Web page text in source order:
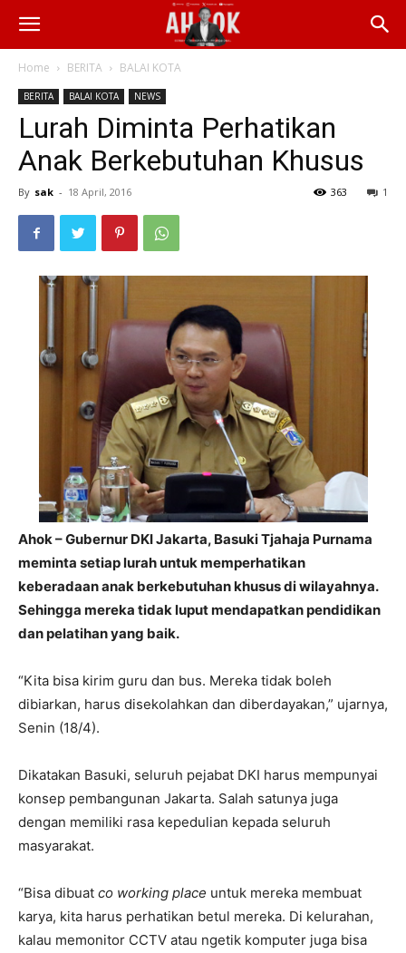
Home BERITA BALAI KOTA
BERITA BALAI KOTA NEWS
Lurah Diminta Perhatikan
Anak Berkebutuhan Khusus
By sak - 18 April, 2016 1
363
Ahok – Gubernur DKI Jakarta, Basuki Tjahaja Purnama
meminta setiap lurah untuk memperhatikan
keberadaan anak berkebutuhan khusus di wilayahnya.
Sehingga mereka tidak luput mendapatkan pendidikan
dan pelatihan yang baik.
“Kita bisa kirim guru dan bus. Mereka tidak boleh
dibiarkan,‎ harus disekolahkan dan diberdayakan,” ujarnya,
Senin (18/4).
‎Dikatakan Basuki, seluruh pejabat DKI harus mempunyai
konsep pembangunan Jakarta. Salah satunya juga
dengan memiliki rasa kepedulian kepada seluruh
masyarakat.
“Bisa dibuat co working place untuk mereka membuat
karya, kita harus perhatikan betul mereka. Di kelurahan,
kalau memonitor CCTV atau ngetik komputer juga bisa